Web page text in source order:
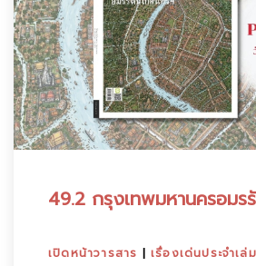
49.2 กรุงเทพมหานครอมร
เปิดหน้าวารสาร |เรื่องเด่นประจำเล่ม